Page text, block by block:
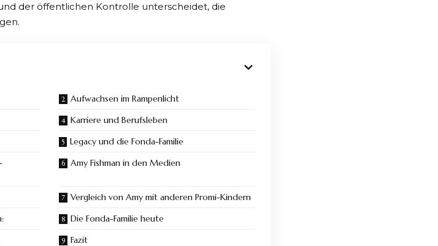
der öffentlichen Kontrolle unterscheidet, die
Aufwachsen im Rampenlicht
Karriere und Berufsleben
Legacy und die Fonda-Familie
Amy Fishman in den Medien
Vergleich von Amy mit anderen Promi-Kindern
Die Fonda-Familie heute
Fazit